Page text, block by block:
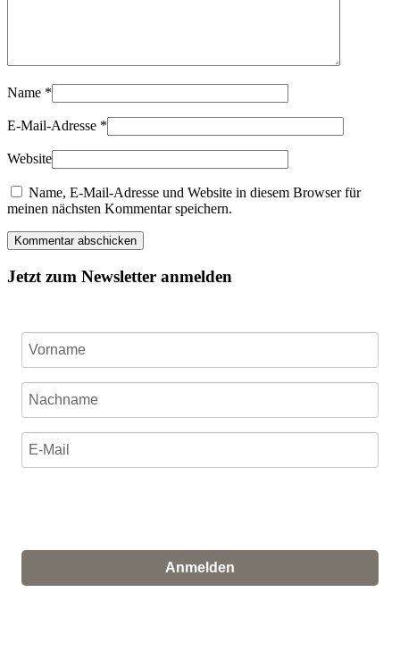
Name *
E-Mail-Adresse *
Website
Name, E-Mail-Adresse und Website in diesem Browser für
meinen nächsten Kommentar speichern.
Kommentar abschicken
Jetzt zum Newsletter anmelden
Anmelden